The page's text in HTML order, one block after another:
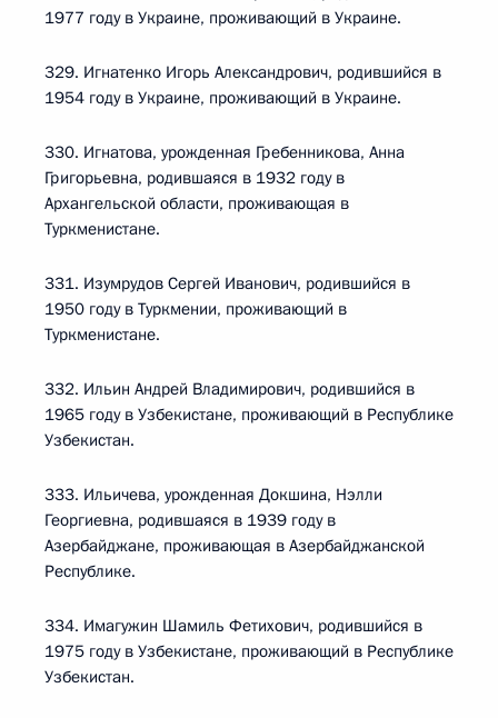
1977 году в Украине, проживающий в Украине.
329. Игнатенко Игорь Александрович, родившийся в
1954 году в Украине, проживающий в Украине.
330. Игнатова, урожденная Гребенникова, Анна
Григорьевна, родившаяся в 1932 году в
Архангельской области, проживающая в
Туркменистане.
331. Изумрудов Сергей Иванович, родившийся в
1950 году в Туркмении, проживающий в
Туркменистане.
332. Ильин Андрей Владимирович, родившийся в
1965 году в Узбекистане, проживающий в Республике
Узбекистан.
333. Ильичева, урожденная Докшина, Нэлли
Георгиевна, родившаяся в 1939 году в
Азербайджане, проживающая в Азербайджанской
Республике.
334. Имагужин Шамиль Фетихович, родившийся в
1975 году в Узбекистане, проживающий в Республике
Узбекистан.